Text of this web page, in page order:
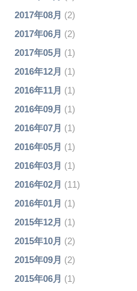
2017年08月 (2)
2017年06月 (2)
2017年05月 (1)
2016年12月 (1)
2016年11月 (1)
2016年09月 (1)
2016年07月 (1)
2016年05月 (1)
2016年03月 (1)
2016年02月 (11)
2016年01月 (1)
2015年12月 (1)
2015年10月 (2)
2015年09月 (2)
2015年06月 (1)